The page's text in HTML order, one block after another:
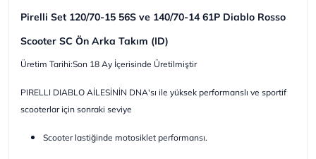
Pirelli Set 120/70-15 56S ve 140/70-14 61P Diablo Rosso
Scooter SC Ön Arka Takım (ID)
Üretim Tarihi:Son 18 Ay İçerisinde Üretilmiştir
PIRELLI DIABLO AİLESİNİN DNA'sı ile yüksek performanslı ve sportif
scooterlar için sonraki seviye
Scooter lastiğinde motosiklet performansı.